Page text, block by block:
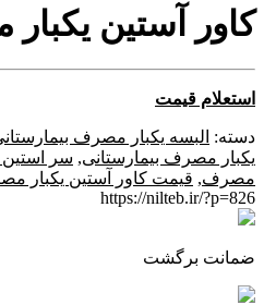
کاور آستین
استعلام قیمت
دسته: البسه یکبار مصرف
یکبار مصرف بیمارستانی, سر
مصرف, قیمت کاور آستین یکبار
https://nilteb.ir/?p=826
ضمانت برگشت